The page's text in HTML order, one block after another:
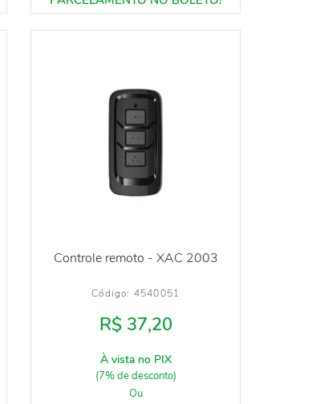
Controle remoto - XAC 2003
Código: 4540051
R$ 37,20
À vista no PIX
(7% de desconto)
Ou